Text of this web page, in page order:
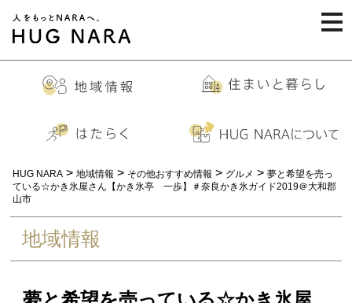
HUG NARA > 地域情報 > その他おすすめ情報 > グルメ > 夢と希望を売っ
ている☆かき氷屋さん【かき氷亭 一歩】＃奈良かき氷ガイド2019＠大和郡
山市
地域情報